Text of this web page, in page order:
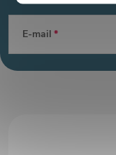
p
E-mail